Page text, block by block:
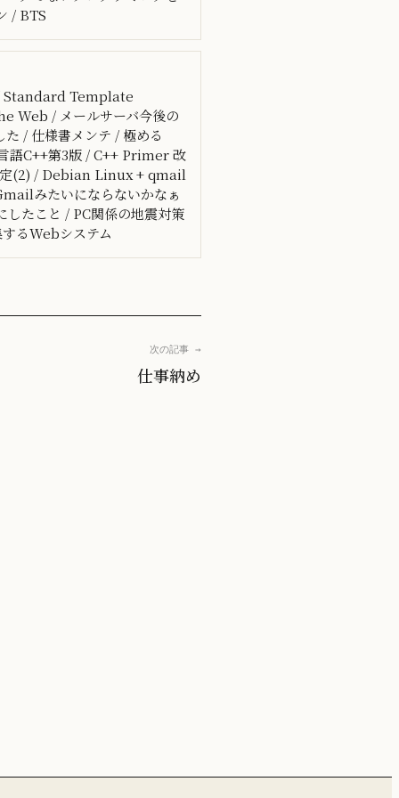
/ BTS
/ Standard Template
Web / メールサーバ今後の
/ 仕様書メンテ / 極める
語C++第3版 / C++ Primer 改
定(2) / Debian Linux + qmail
みたいにならないかなぁ
たこと / PC関係の地震対策
るWebシステム
次の記事 →
仕事納め